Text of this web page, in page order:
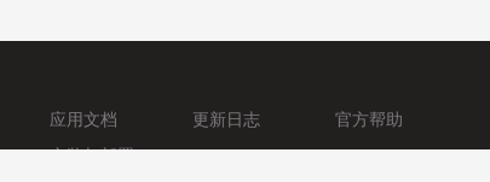
应用文档 更新日志
官方帮助
安装与部署